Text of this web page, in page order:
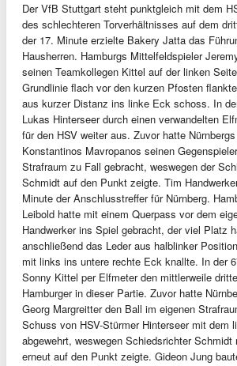
Der VfB Stuttgart steht punktgleich mit dem
des schlechteren Torverhältnisses auf dem
der 17. Minute erzielte Bakery Jatta das
Hausherren. Hamburgs Mittelfeldspieler
seinen Teamkollegen Kittel auf der linken
Grundlinie flach vor den kurzen Pfosten
aus kurzer Distanz ins linke Eck schoss. In
Lukas Hinterseer durch einen verwandelten
für den HSV weiter aus. Zuvor hatte
Konstantinos Mavropanos seinen
Strafraum zu Fall gebracht, weswegen der
Schmidt auf den Punkt zeigte. Tim
Minute der Anschlusstreffer für Nürnberg.
Leibold hatte mit einem Querpass vor dem
Handwerker ins Spiel gebracht, der viel Platz
anschließend das Leder aus halblinker
mit links ins untere rechte Eck knallte. In der
Sonny Kittel per Elfmeter den mittlerweile
Hamburger in dieser Partie. Zuvor hatte
Georg Margreitter den Ball im eigenen
Schuss von HSV-Stürmer Hinterseer mit dem
abgewehrt, weswegen Schiedsrichter Schmidt
erneut auf den Punkt zeigte. Gideon Jung